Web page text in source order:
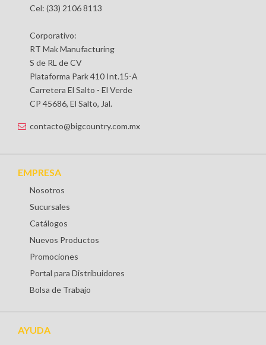
Cel: (33) 2106 8113
Corporativo:
RT Mak Manufacturing
S de RL de CV
Plataforma Park 410 Int.15-A
Carretera El Salto - El Verde
CP 45686, El Salto, Jal.
contacto@bigcountry.com.mx
EMPRESA
Nosotros
Sucursales
Catálogos
Nuevos Productos
Promociones
Portal para Distribuidores
Bolsa de Trabajo
AYUDA